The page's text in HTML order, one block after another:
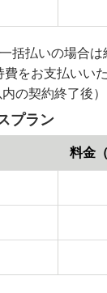
括払いの場合は
費をお支払いい
の契約終了後）
プラン
料金